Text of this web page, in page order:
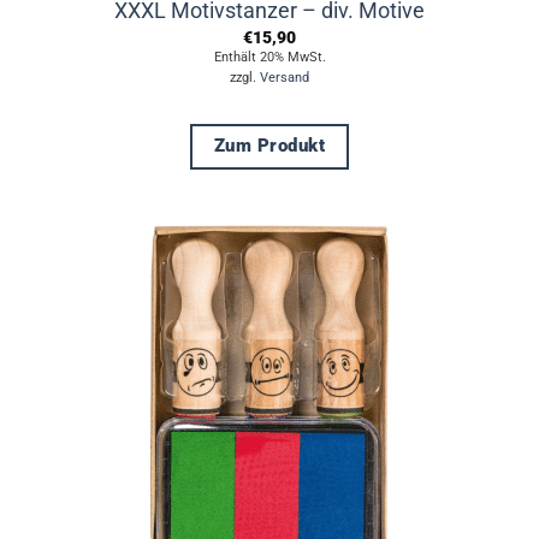
XXXL Motivstanzer – div. Motive
€15,90
Enthält 20% MwSt.
zzgl. Versand
Zum Produkt
weist
mehrere
Varianten
auf.
Die
Optionen
können
auf
der
Produktseite
gewählt
werden